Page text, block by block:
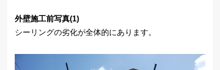
外壁施工前写真(1)
シーリングの劣化が全体的にあります。